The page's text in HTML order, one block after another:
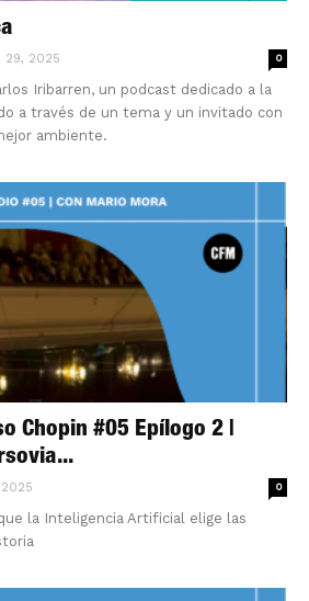
29, 2025 0
Iribarren, un podcast dedicado a la
a través de un tema y un invitado con
ambiente.
Chopin #05 Epílogo 2 |
0
la Inteligencia Artificial elige las